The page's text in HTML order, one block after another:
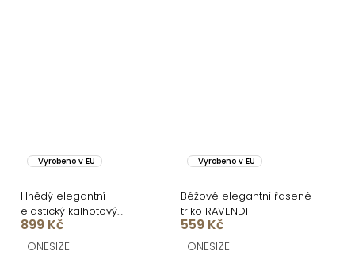
Vyrobeno v EU
Hnědý elegantní
elastický kalhotový
komplet FELUREATY
899 Kč
ONESIZE
Vyrobeno v EU
Béžové elegantní řasené
triko RAVENDI
559 Kč
ONESIZE